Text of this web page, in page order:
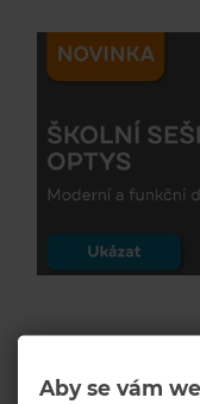
Aby se vám